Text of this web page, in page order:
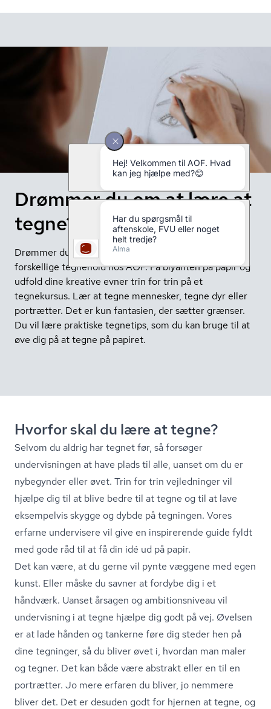
Drømmer du om at lære at
tegne?
Drømmer du om at lære at tegne? Så har vi mange
forskellige tegnehold hos AOF. Få blyanten på papir og
udfold dine kreative evner trin for trin på et
tegnekursus. Lær at tegne mennesker, tegne dyr eller
portrætter. Det er kun fantasien, der sætter grænser.
Du vil lære praktiske tegnetips, som du kan bruge til at
øve dig på at tegne på papiret.
Hvorfor skal du lære at tegne?
Selvom du aldrig har tegnet før, så forsøger
undervisningen at have plads til alle, uanset om du er
nybegynder eller øvet. Trin for trin vejledninger vil
hjælpe dig til at blive bedre til at tegne og til at lave
eksempelvis skygge og dybde på tegningen. Vores
erfarne undervisere vil give en inspirerende guide fyldt
med gode råd til at få din idé ud på papir.
Det kan være, at du gerne vil pynte væggene med egen
kunst. Eller måske du savner at fordybe dig i et
håndværk. Uanset årsagen og am­bi­tions­ni­veau vil
undervisning i at tegne hjælpe dig godt på vej. Øvelsen
er at lade hånden og tankerne føre dig steder hen på
dine tegninger, så du bliver øvet i, hvordan man maler
og tegner. Det kan både være abstrakt eller en til en
portrætter. Jo mere erfaren du bliver, jo nemmere
bliver det. Det er desuden godt for hjernen at tegne, og